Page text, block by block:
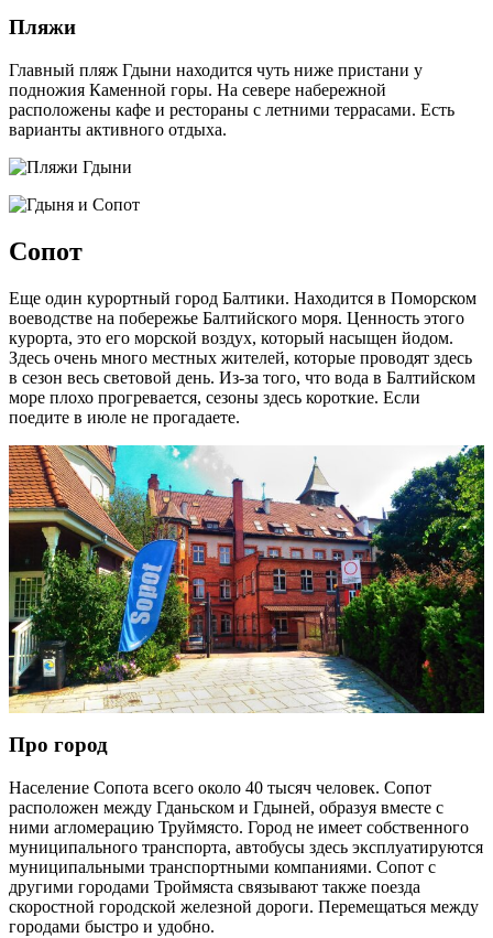
Пляжи
Главный пляж Гдыни находится чуть ниже пристани у
подножия Каменной горы. На севере набережной
расположены кафе и рестораны с летними террасами. Есть
варианты активного отдыха.
Сопот
Еще один курортный город Балтики. Находится в Поморском
воеводстве на побережье Балтийского моря. Ценность этого
курорта, это его морской воздух, который насыщен йодом.
Здесь очень много местных жителей, которые проводят здесь
в сезон весь световой день. Из-за того, что вода в Балтийском
море плохо прогревается, сезоны здесь короткие. Если
поедите в июле не прогадаете.
Про город
Население Сопота всего около 40 тысяч человек. Сопот
расположен между Гданьском и Гдыней, образуя вместе с
ними агломерацию Труймясто. Город не имеет собственного
муниципального транспорта, автобусы здесь эксплуатируются
муниципальными транспортными компаниями. Сопот с
другими городами Троймяста связывают также поезда
скоростной городской железной дороги. Перемещаться между
городами быстро и удобно.